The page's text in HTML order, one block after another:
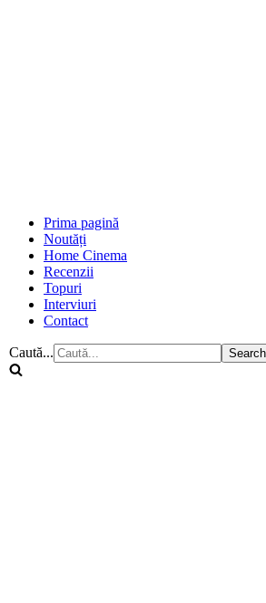
Prima pagină
Noutăți
Home Cinema
Recenzii
Topuri
Interviuri
Contact
Caută...